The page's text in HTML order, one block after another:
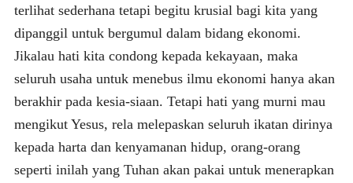
terlihat sederhana tetapi begitu krusial bagi kita yang
dipanggil untuk bergumul dalam bidang ekonomi.
Jikalau hati kita condong kepada kekayaan, maka
seluruh usaha untuk menebus ilmu ekonomi hanya akan
berakhir pada kesia-siaan. Tetapi hati yang murni mau
mengikut Yesus, rela melepaskan seluruh ikatan dirinya
kepada harta dan kenyamanan hidup, orang-orang
seperti inilah yang Tuhan akan pakai untuk menerapkan